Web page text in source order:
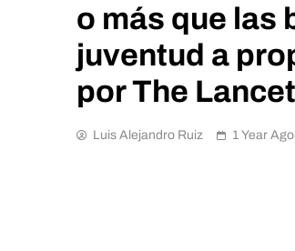
o más que las
juventud a
por The Lancet
Luis Alejandro Ruiz 1 Year Ago